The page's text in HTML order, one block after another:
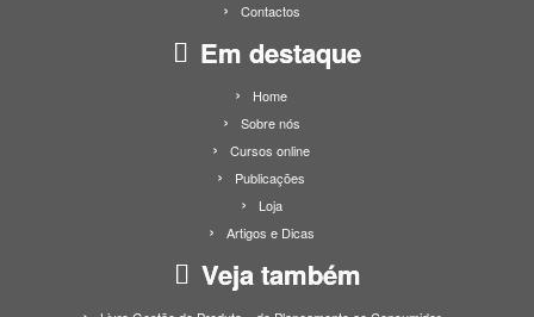
Contactos
Em destaque
Home
Sobre nós
Cursos online
Publicações
Loja
Artigos e Dicas
Veja também